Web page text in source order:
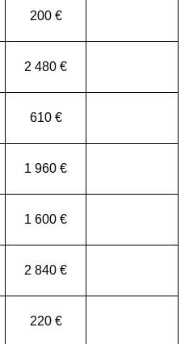
200 €
2 480 €
610 €
1 960 €
1 600 €
2 840 €
220 €